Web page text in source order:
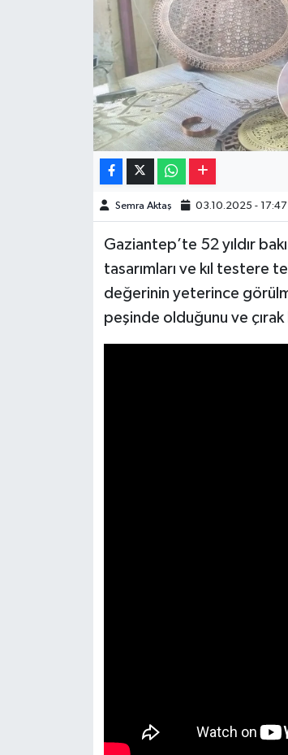
Semra Aktaş 03.10.2025 - 17:47
Gaziantep’te 52 yıldır
tasarımları ve kıl testere
değerinin yeterince
peşinde olduğunu ve
Sinemalar
Yeme-İçme